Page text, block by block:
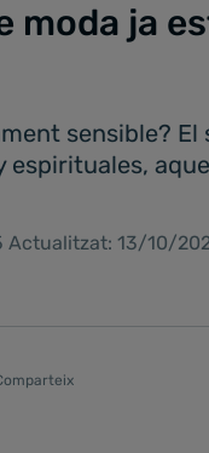
moda ja
sensible?
espirituales,
Actualitzat: 13/10/